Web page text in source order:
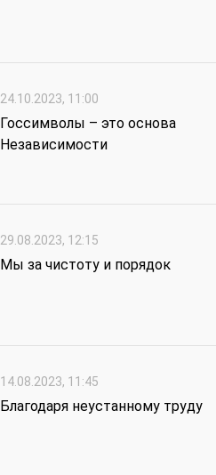
24.10.2023, 11:00
Госсимволы – это основа
Независимости
29.08.2023, 12:15
Мы за чистоту и порядок
14.08.2023, 11:45
Благодаря неустанному труду